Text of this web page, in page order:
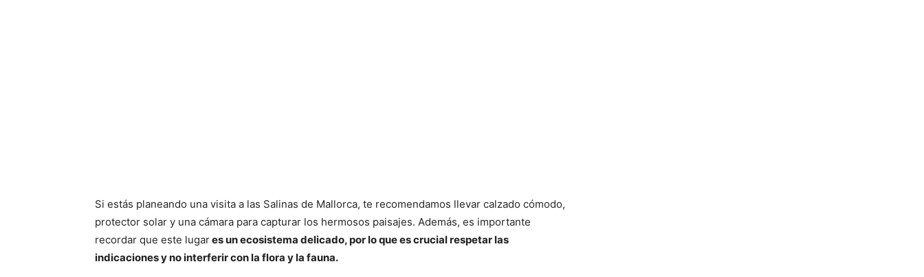
Si estás planeando una visita a las Salinas de Mallorca, te recomendamos llevar calzado cómodo,
protector solar y una cámara para capturar los hermosos paisajes. Además, es importante
recordar que este lugares un ecosistema delicado, por lo que es crucial respetar las
indicaciones y no interferir con la flora y la fauna.